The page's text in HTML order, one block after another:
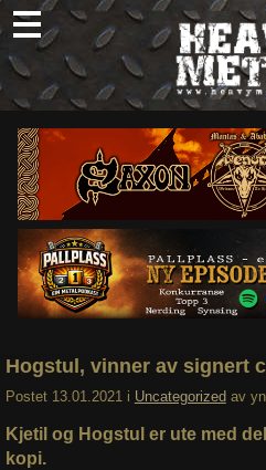
Skip
to
content
Om
Søk
Hogstul, vinner av signert
Postet 13.01.2021 i Uncategorized av
Kjetil og Hogstul er ute med
kopi.